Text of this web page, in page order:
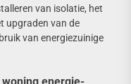
van isolatie, het
upgraden van de
van energiezuinige